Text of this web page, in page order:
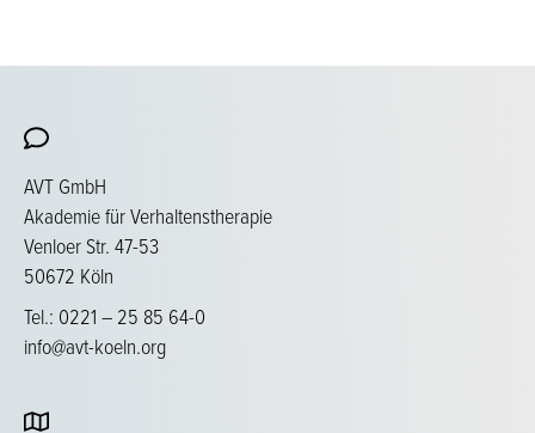
AVT GmbH
Akademie für Verhaltenstherapie
Venloer Str. 47-53
50672 Köln
Tel.: 0221 – 25 85 64-0
info@avt-koeln.org